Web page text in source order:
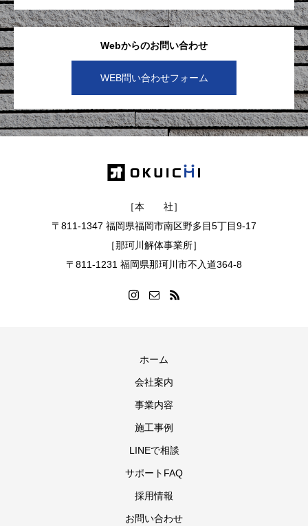
Webからのお問い合わせ
WEB問い合わせフォーム
［本 社］
〒811-1347 福岡県福岡市南区野多目5丁目9-17
［那珂川解体事業所］
〒811-1231 福岡県那珂川市不入道364-8
ホーム
会社案内
事業内容
施工事例
LINEで相談
サポートFAQ
採用情報
お問い合わせ